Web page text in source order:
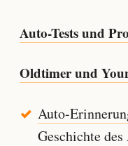
Auto-Tests und
Oldtimer und
Auto-
Geschichte des